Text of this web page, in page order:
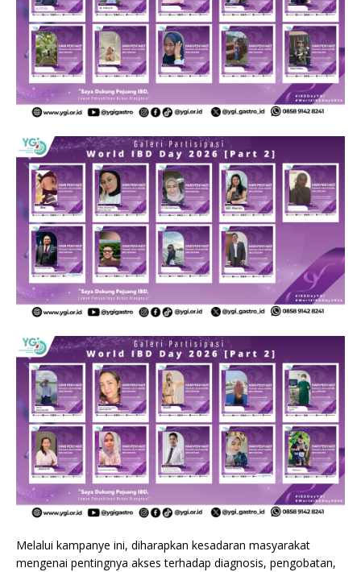
Melalui kampanye ini, diharapkan kesadaran masyarakat
mengenai pentingnya akses terhadap diagnosis, pengobatan,